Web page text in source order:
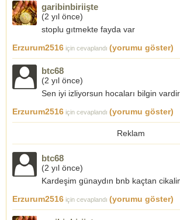
garibinbiriişte
(2 yıl önce)
stoplu gıtmekte fayda var
Erzurum2516 için cevaplandı (yorumu göster)
btc68
(2 yıl önce)
Sen iyi izliyorsun hocaları bilgin vardir
Erzurum2516 için cevaplandı (yorumu göster)
Reklam
btc68
(2 yıl önce)
Kardeşim günaydın bnb kaçtan
Erzurum2516 için cevaplandı (yorumu göster)